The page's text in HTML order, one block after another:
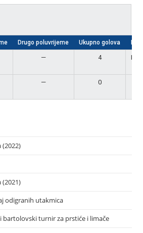
Drugo poluvrijeme Ukupno golova
— 4
— 0
odigranih utakmica
bartolovski turnir za prstiće i limače